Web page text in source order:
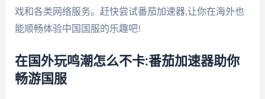
戏和各类网络服务。赶快尝试番茄加速器,让你在海外也
能顺畅体验中国国服的乐趣吧!
在国外玩鸣潮怎么不卡:番茄加速器助你
畅游国服